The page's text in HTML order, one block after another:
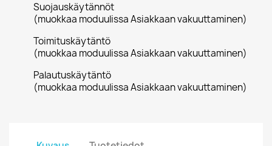
Suojauskäytännöt
(muokkaa moduulissa Asiakkaan vakuuttaminen)
Toimituskäytäntö
(muokkaa moduulissa Asiakkaan vakuuttaminen)
Palautuskäytäntö
(muokkaa moduulissa Asiakkaan vakuuttaminen)